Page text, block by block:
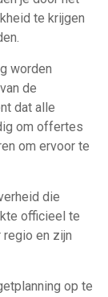
te krijgen
worden
de
dat alle
om offertes
om ervoor te
die
officieel te
en zijn
op te